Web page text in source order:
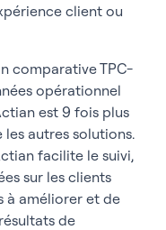
client ou
comparative TPC-
opérationnel
est 9 fois plus
autres solutions.
facilite le suivi,
sur les clients
à améliorer et de
de